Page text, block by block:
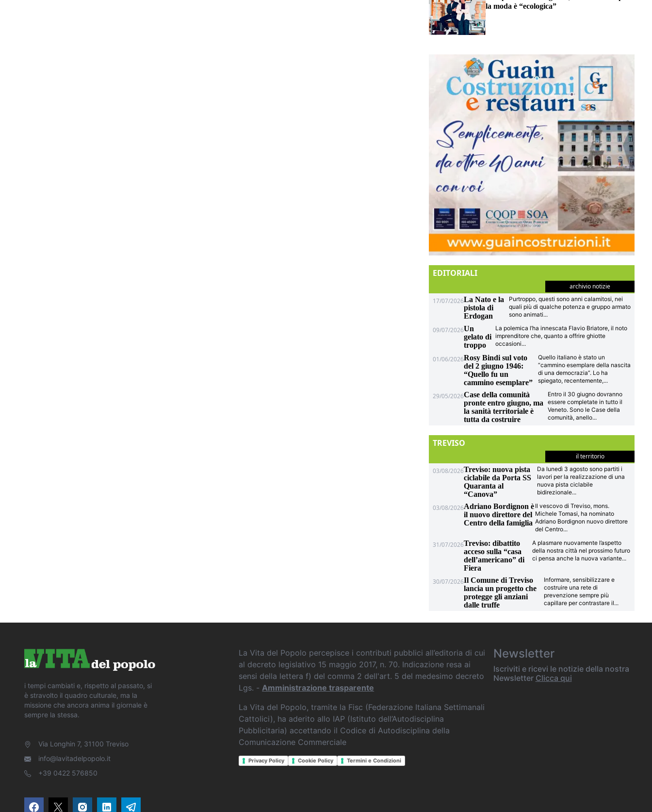
la moda è “ecologica”
EDITORIALI
archivio notizie
17/07/2026La Nato e la
pistola di
Erdogan
Purtroppo, questi sono anni calamitosi, nei
quali più di qualche potenza e gruppo armato
sono animati...
09/07/2026Un
gelato di
troppo
La polemica l’ha innescata Flavio Briatore, il noto
imprenditore che, quanto a offrire ghiotte
occasioni...
01/06/2026Rosy Bindi sul voto
del 2 giugno 1946:
“Quello fu un
cammino esemplare”
Quello italiano è stato un
“cammino esemplare della nascita
di una democrazia”. Lo ha
spiegato, recentemente,...
29/05/2026Case della comunità
pronte entro giugno, ma
la sanità territoriale è
tutta da costruire
Entro il 30 giugno dovranno
essere completate in tutto il
Veneto. Sono le Case della
comunità, anello...
TREVISO
il territorio
03/08/2026Treviso: nuova pista
ciclabile da Porta SS
Quaranta al
“Canova”
Da lunedì 3 agosto sono partiti i
lavori per la realizzazione di una
nuova pista ciclabile
bidirezionale...
03/08/2026Adriano Bordignon è
il nuovo direttore del
Centro della famiglia
Il vescovo di Treviso, mons.
Michele Tomasi, ha nominato
Adriano Bordignon nuovo direttore
del Centro...
31/07/2026Treviso: dibattito
acceso sulla “casa
dell’americano” di
Fiera
A plasmare nuovamente l’aspetto
della nostra città nel prossimo futuro
ci pensa anche la nuova variante...
30/07/2026Il Comune di Treviso
lancia un progetto che
protegge gli anziani
dalle truffe
Informare, sensibilizzare e
costruire una rete di
prevenzione sempre più
capillare per contrastare il...
i tempi cambiati e, rispetto al passato, si
è stravolto il quadro culturale, ma la
missione che ancora anima il giornale è
sempre la stessa.
Via Longhin 7, 31100 Treviso
info@lavitadelpopolo.it
+39 0422 576850
La Vita del Popolo percepisce i contributi pubblici all’editoria di cui
al decreto legislativo 15 maggio 2017, n. 70. Indicazione resa ai
sensi della lettera f) del comma 2 dell'art. 5 del medesimo decreto
Lgs. -Amministrazione trasparente
La Vita del Popolo, tramite la Fisc (Federazione Italiana Settimanali
Cattolici), ha aderito allo IAP (Istituto dell’Autodisciplina
Pubblicitaria) accettando il Codice di Autodisciplina della
Comunicazione Commerciale
Privacy Policy Cookie Policy Termini e Condizioni
Newsletter
Iscriviti e ricevi le notizie della nostra
Newsletter Clicca qui